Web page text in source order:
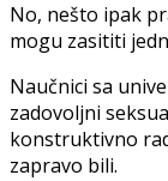
No, nešto ipak
mogu zasititi
Naučnici sa
zadovoljni
konstruktivno
zapravo bili.